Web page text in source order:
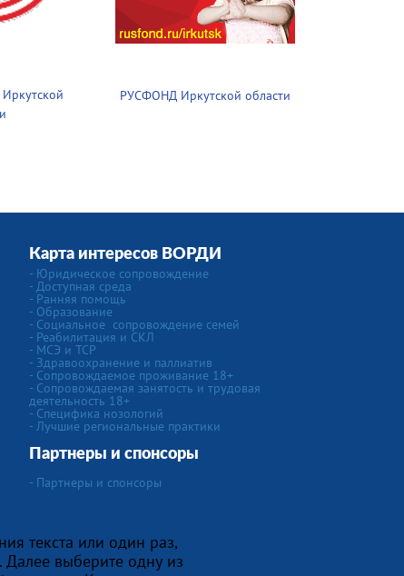
РУСФОНД Иркутской области
Карта интересов ВОРДИ
- Юридическое сопровождение
- Доступная среда
- Ранняя помощь
- Образование
- Социальное сопровождение семей
- Реабилитация и СКЛ
- МСЭ и ТСР
- Здравоохранение и паллиатив
- Сопровождаемое проживание 18+
- Сопровождаемая занятость и трудовая
деятельность 18+
- Специфика нозологий
- Лучшие региональные практики
Партнеры и спонсоры
- Партнеры и спонсоры
текста или один раз,
Далее выберите одну из